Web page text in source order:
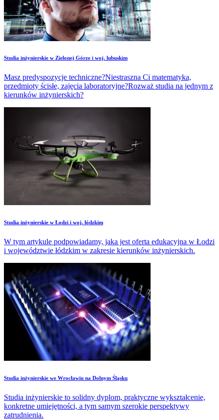
Studia inżynierskie w Zielonej Górze i woj. lubuskim
Masz predyspozycje techniczne?Niestraszna Ci matematyka,
przedmioty ścisłe, zajęcia laboratoryjne?Rozważ studia na jednym z
kierunków inżynierskich?
Studia inżynierskie w Łodzi i woj. łódzkim
W tym artykule podpowiadamy, jaka jest oferta edukacyjna w Łodzi
i województwie łódzkim w zakresie kierunków inżynierskich.
Studia inżynierskie we Wrocławiu na Dolnym Śląsku
Studia inżynierskie to solidny dyplom, praktyczne wykształcenie,
konkretne umiejętności, a tym samym szerokie perspektywy
zatrudnienia.